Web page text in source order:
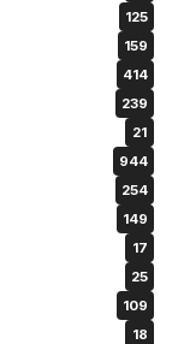
125
159
414
239
21
944
254
149
17
25
109
18